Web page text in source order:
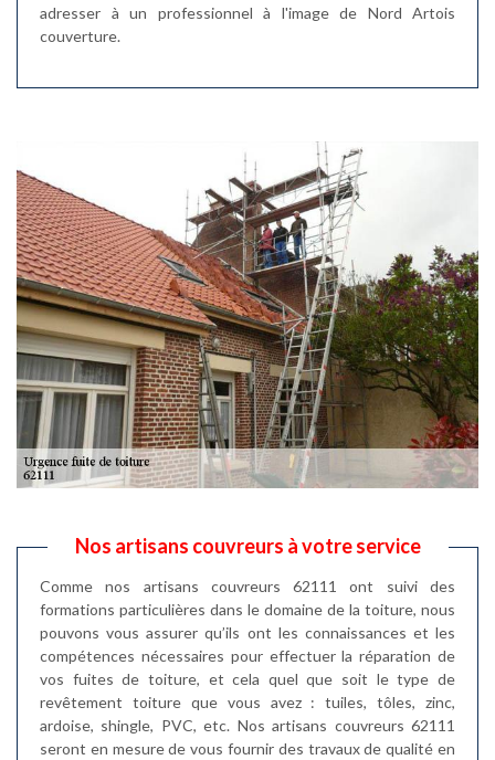
adresser à un professionnel à l'image de Nord Artois
couverture.
Nos artisans couvreurs à votre service
Comme nos artisans couvreurs 62111 ont suivi des
formations particulières dans le domaine de la toiture, nous
pouvons vous assurer qu’ils ont les connaissances et les
compétences nécessaires pour effectuer la réparation de
vos fuites de toiture, et cela quel que soit le type de
revêtement toiture que vous avez : tuiles, tôles, zinc,
ardoise, shingle, PVC, etc. Nos artisans couvreurs 62111
seront en mesure de vous fournir des travaux de qualité en